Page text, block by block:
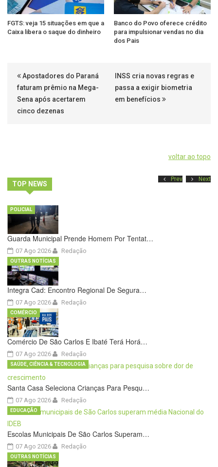
FGTS: veja 15 situações em que a
Caixa libera o saque do dinheiro
Banco do Povo oferece crédito
para impulsionar vendas no dia
dos Pais
Apostadores do Paraná
faturam prêmio na Mega-
Sena após acertarem
cinco dezenas
INSS cria novas regras e
passa a exigir biometria
em benefícios
voltar ao topo
TOP NEWS
Prev Next
Guarda Municipal Prende Homem Por Tentat…
07 Ago 2026
POLICIAL
Redação
Integra Cad: Encontro Regional De Segura…
07 Ago 2026
OUTRAS NOTÍCIAS
Redação
Comércio De São Carlos E Ibaté Terá Horá…
07 Ago 2026
COMÉRCIO
Redação
Santa Casa Seleciona Crianças Para Pesqu…
07 Ago 2026
SAÚDE, CIÊNCIA & TECNOLOGIA
Redação
Escolas Municipais De São Carlos Superam…
07 Ago 2026
EDUCAÇÃO
Redação
OUTRAS NOTÍCIAS